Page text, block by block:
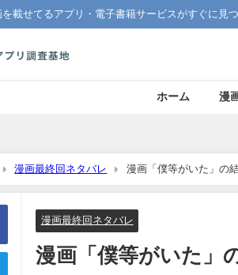
載せてるアプリ・電子書籍サービスがすぐに見
ホーム 漫
漫画最終回ネタバレ 漫画「僕等がいた」の
漫画最終回ネタバレ
漫画「僕等がいた」